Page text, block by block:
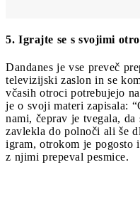
5. Igrajte se s svojimi
Dandanes je vse preveč
televizijski zaslon in se
včasih otroci potrebujejo
je o svoji materi zapisala:
nami, čeprav je tvegala,
zavlekla do polnoči ali še
igram, otrokom je pogosto
z njimi prepeval pesmice.